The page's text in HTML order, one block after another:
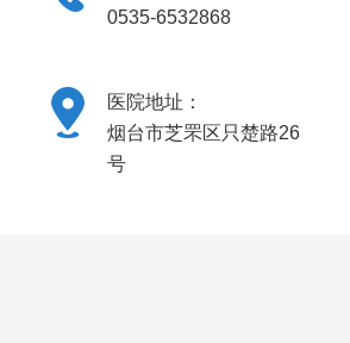
0535-6532868
医院地址：
烟台市芝罘区只楚路26
号